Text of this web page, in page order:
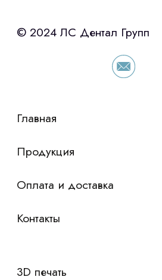
«Уралпромлизинг»
условия по лизингу
просто оставьте контакты
сориентировали по